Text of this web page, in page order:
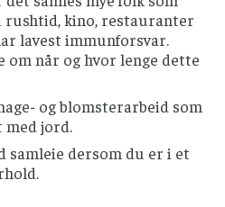
FRISKE URTER
krydder fra norske
uten
urter og tørket krydder
før bruk.
rushtid, kino, restauranter
lavest immunforsvar.
om når og hvor lenge dette
og blomsterarbeid som
jord.
samleie dersom du er i et